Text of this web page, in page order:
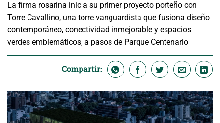
La firma rosarina inicia su primer proyecto porteño con
Torre Cavallino, una torre vanguardista que fusiona diseño
contemporáneo, conectividad inmejorable y espacios
verdes emblemáticos, a pasos de Parque Centenario
Compartir: